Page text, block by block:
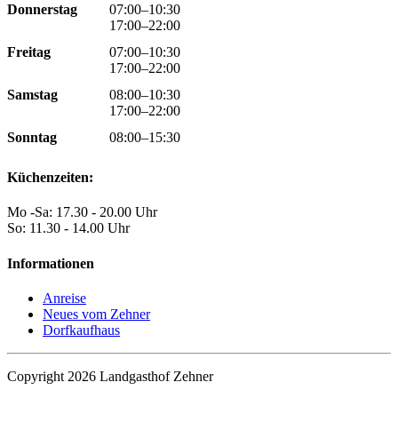
Donnerstag
07:00–10:30
17:00–22:00
Freitag
07:00–10:30
17:00–22:00
Samstag
08:00–10:30
17:00–22:00
Sonntag
08:00–15:30
Küchenzeiten:
Mo -Sa: 17.30 - 20.00 Uhr
So: 11.30 - 14.00 Uhr
Informationen
Anreise
Neues vom Zehner
Dorfkaufhaus
Copyright 2026 Landgasthof Zehner